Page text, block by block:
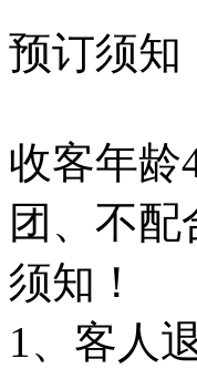
预订须知
收客年龄
团、不
须知！
1、客人